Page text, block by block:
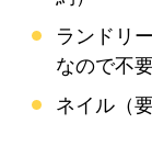
ランドリ
なので不要
ネイル（